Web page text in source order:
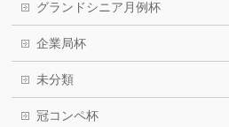
グランドシニア月例杯
企業局杯
未分類
冠コンペ杯